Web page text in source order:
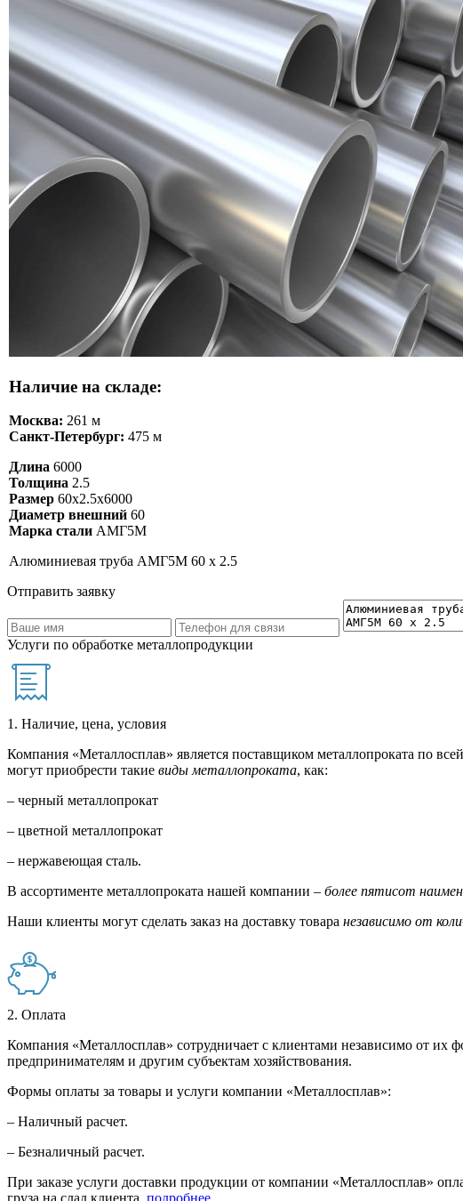
Наличие на складе:
Москва: 261 м
Санкт-Петербург: 475 м
Длина 6000
Толщина 2.5
Размер 60х2.5х6000
Диаметр внешний 60
Марка стали АМГ5М
Алюминиевая труба АМГ5М 60 х 2.5
Отправить заявку
Услуги по обработке металлопродукции
1. Наличие, цена, условия
Компания «Металлосплав» является поставщиком металлопроката по
могут приобрести такие виды металлопроката, как:
– черный металлопрокат
– цветной металлопрокат
– нержавеющая сталь.
В ассортименте металлопроката нашей компании – более пятисот
Наши клиенты могут сделать заказ на доставку товара независимо от
2. Оплата
Компания «Металлосплав» сотрудничает с клиентами независимо от
предпринимателям и другим субъектам хозяйствования.
Формы оплаты за товары и услуги компании «Металлосплав»:
– Наличный расчет.
– Безналичный расчет.
При заказе услуги доставки продукции от компании «Металлосплав»